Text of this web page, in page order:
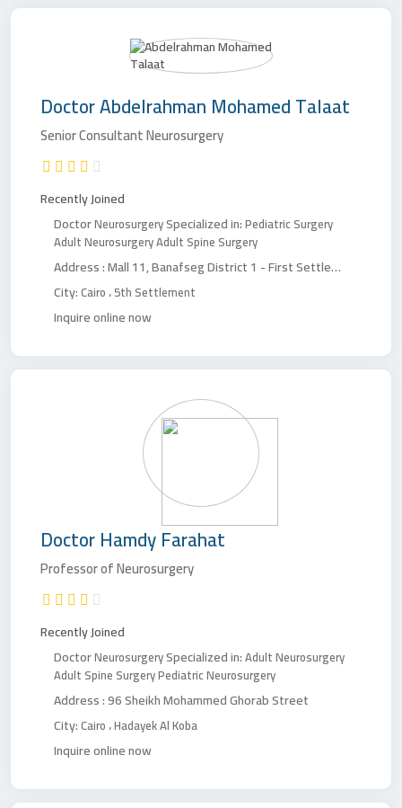
DoctorAbdelrahman Mohamed Talaat
Senior Consultant Neurosurgery
Recently Joined
DoctorNeurosurgerySpecialized in:Pediatric Surgery
Adult NeurosurgeryAdult Spine Surgery
Address :Mall 11, Banafseg District 1 - First Settlement, in front of Tajan Azhar Institutes
City:Cairo،5th Settlement
Inquire online now
DoctorHamdy Farahat
Professor of Neurosurgery
Recently Joined
DoctorNeurosurgerySpecialized in:Adult Neurosurgery
Adult Spine SurgeryPediatric Neurosurgery
Address :96 Sheikh Mohammed Ghorab Street
City:Cairo،Hadayek Al Koba
Inquire online now